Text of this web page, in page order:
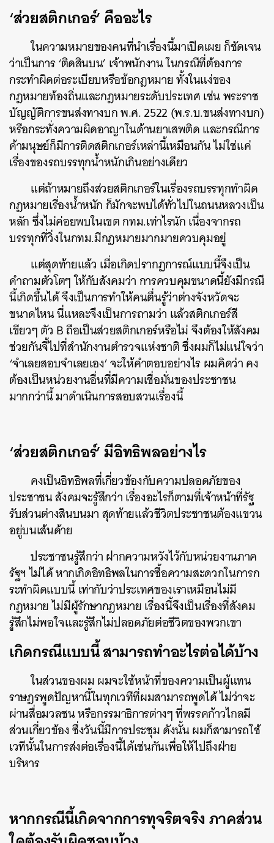
‘ส่วยสติกเกอร์’ คืออะไร
ในความหมายของคนที่นำเรื่องนี้มาเปิดเผย ก็ชัดเจน
ว่าเป็นการ ‘ติดสินบน’ เจ้าพนักงาน ในกรณีที่ต้องการ
กระทำผิดต่อระเบียบหรือข้อกฎหมาย ทั้งในแง่ของ
กฎหมายท้องถิ่นและกฎหมายระดับประเทศ เช่น พระราช
บัญญัติการขนส่งทางบก พ.ศ. 2522 (พ.ร.บ.ขนส่งทางบก)
หรือกระทั่งความผิดอาญาในด้านยาเสพติด และกรณีการ
ค้ามนุษย์ก็มีการติดสติกเกอร์เหล่านี้เหมือนกัน ไม่ใช่แค่
เรื่องของรถบรรทุกน้ำหนักเกินอย่างเดียว
แต่ถ้าหมายถึงส่วยสติกเกอร์ในเรื่องรถบรรทุกทำผิด
กฎหมายเรื่องน้ำหนัก ก็มักจะพบได้ทั่วไปในถนนหลวงเป็น
หลัก ซึ่งไม่ค่อยพบในเขต กทม.เท่าไรนัก เนื่องจากรถ
บรรทุกที่วิ่งในกทม.มีกฎหมายมากมายควบคุมอยู่
แต่สุดท้ายแล้ว เมื่อเกิดปรากฏการณ์แบบนี้จึงเป็น
คำถามตัวโตๆ ให้กับสังคมว่า การควบคุมขนาดนี้ยังมีกรณี
นี้เกิดขึ้นได้ จึงเป็นการทำให้คนตื่นรู้ว่าต่างจังหวัดจะ
ขนาดไหน นี่แหละจึงเป็นการถามว่า แล้วสติกเกอร์สี
เขียวๆ ตัว B ถือเป็นส่วยสติกเกอร์หรือไม่ จึงต้องให้สังคม
ช่วยกันจี้ไปที่สำนักงานตำรวจแห่งชาติ ซึ่งผมก็ไม่แน่ใจว่า
‘จำเลยสอบจำเลยเอง’ จะให้คำตอบอย่างไร ผมคิดว่า คง
ต้องเป็นหน่วยงานอื่นที่มีความเชื่อมั่นของประชาชน
มากกว่านี้ มาดำเนินการสอบสวนเรื่องนี้
‘ส่วยสติกเกอร์’ มีอิทธิพลอย่างไร
คงเป็นอิทธิพลที่เกี่ยวข้องกับความปลอดภัยของ
ประชาชน สังคมจะรู้สึกว่า เรื่องอะไรก็ตามที่เจ้าหน้าที่รัฐ
รับส่วนต่างสินบนมา สุดท้ายแล้วชีวิตประชาชนต้องแขวน
อยู่บนเส้นด้าย
ประชาชนรู้สึกว่า ฝากความหวังไว้กับหน่วยงานภาค
รัฐฯ ไม่ได้ หากเกิดอิทธิพลในการซื้อความสะดวกในการก
ระทำผิดแบบนี้ เท่ากับว่าประเทศของเราเหมือนไม่มี
กฎหมาย ไม่มีผู้รักษากฎหมาย เรื่องนี้จึงเป็นเรื่องที่สังคม
รู้สึกไม่พอใจและรู้สึกไม่ปลอดภัยต่อชีวิตของพวกเขา
เกิดกรณีแบบนี้ สามารถทำอะไรต่อได้บ้าง
ในส่วนของผม ผมจะใช้หน้าที่ของความเป็นผู้แทน
ราษฎรพูดปัญหานี้ในทุกเวทีที่ผมสามารถพูดได้ ไม่ว่าจะ
ผ่านสื่อมวลชน หรือกรรมาธิการต่างๆ ที่พรรคก้าวไกลมี
ส่วนเกี่ยวข้อง ซึ่งวันนี้มีการประชุม ดังนั้น ผมก็สามารถใช้
เวทีนั้นในการส่งต่อเรื่องนี้ได้เช่นกันเพื่อให้ไปถึงฝ่าย
บริหาร
หากกรณีนี้เกิดจากการทุจริตจริง ภาคส่วน
ค้นหา
SHARE TWEET LINE EMAIL